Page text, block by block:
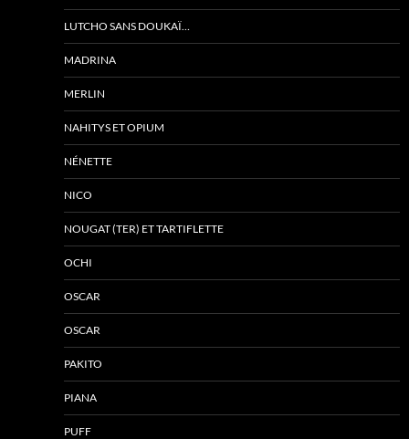
LUTCHO SANS DOUKAÏ…
MADRINA
MERLIN
NAHITYS ET OPIUM
NÉNETTE
NICO
NOUGAT (TER) ET TARTIFLETTE
OCHI
OSCAR
OSCAR
PAKITO
PIANA
PUFF